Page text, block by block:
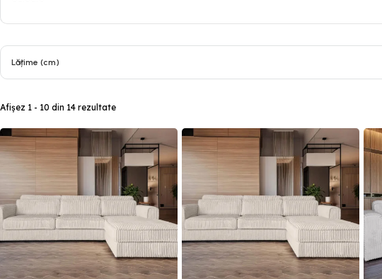
Lățime (cm)
Afișez 1 - 10 din 14 rezultate